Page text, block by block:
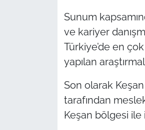
Sunum
ve kariyer
Türkiye’de en
yapılan
Son olarak Keşan
tarafından
Keşan bölgesi ile
Gündem-Eğitim